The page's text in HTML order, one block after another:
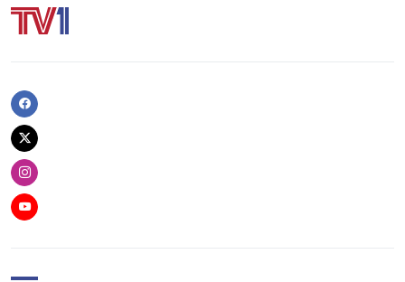
Facebook
Twitter
Instagram
Youtube